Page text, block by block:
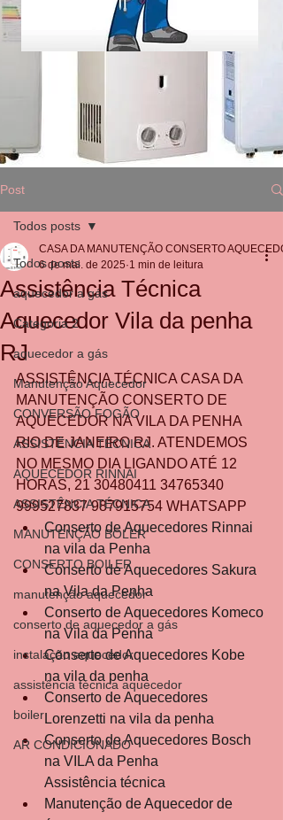
Post
Todos posts
aquecedor a gás
Categoria 2
aquecedor a gás
Manutenção Aquecedor
CONVERSÃO FOGÃO
ASSISTÊNCIA TÉCNICA
AQUECEDOR RINNAI
ASSISTÊNCIA TÉCNICA
MANUTENÇÃO BOLER
CONSERTO BOILER
manutenção aquecedor
conserto de aquecedor a gás
instalação aquecedor
assistência técnica aquecedor
boiler
AR CONDICIONADO
Todos posts
Assistência Técnica
Aquecedor Vila da penha
RJ
CASA DA MANUTENÇÃO CONSERTO
6 de mai. de 2025 1 min de leitura
ASSISTÊNCIA TÉCNICA CASA DA
MANUTENÇÃO CONSERTO DE
AQUECEDOR NA VILA DA PENHA
RIO DE JANEIRO RJ. ATENDEMOS
NO MESMO DIA LIGANDO ATÉ 12
HORAS, 21 30480411 34765340
999527837 987915754 WHATSAPP
Conserto de Aquecedores Rinnai
na vila da Penha
Conserto de Aquecedores Sakura
na Vila da Penha
Conserto de Aquecedores Komeco
na Vila da Penha
Conserto de Aquecedores Kobe
na vila da penha
Conserto de Aquecedores
Lorenzetti na vila da penha
Conserto de Aquecedores Bosch
na VILA da Penha
Assistência técnica
Manutenção de Aquecedor de